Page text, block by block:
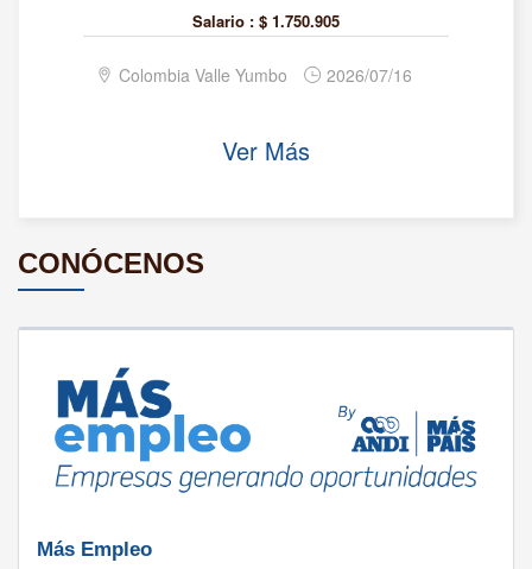
Salario : $ 1.750.905
Colombia Valle Yumbo 2026/07/16
Ver Más
CONÓCENOS
Más Empleo